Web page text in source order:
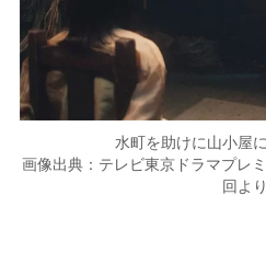
水町を助けに山小屋
画像出典：テレビ東京ドラマプレ
回より